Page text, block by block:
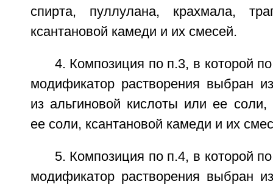
спирта, пуллулана, крахмала,
ксантановой камеди и их смесей.
4. Композиция по п.3, в которой
модификатор растворения выбран
из альгиновой кислоты или ее
ее соли, ксантановой камеди и их
5. Композиция по п.4, в которой
модификатор растворения выбран